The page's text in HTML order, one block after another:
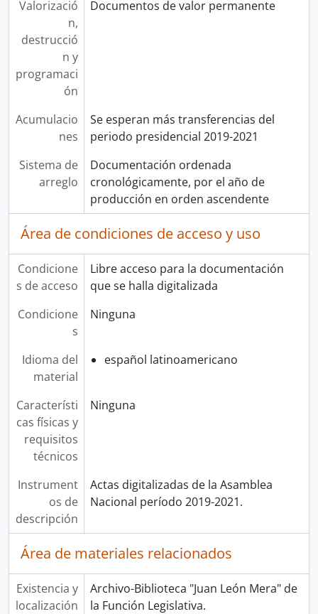
Valorizació
n,
destrucció
n y
programaci
ón
Documentos de valor permanente
Acumulacio
nes
Se esperan más transferencias del
periodo presidencial 2019-2021
Sistema de
arreglo
Documentación ordenada
cronológicamente, por el año de
producción en orden ascendente
Área de condiciones de acceso y uso
Condicione
s de acceso
Libre acceso para la documentación
que se halla digitalizada
Condicione
s
Ninguna
Idioma del
material
español latinoamericano
Característi
cas físicas y
requisitos
técnicos
Ninguna
Instrument
os de
descripción
Actas digitalizadas de la Asamblea
Nacional período 2019-2021.
Área de materiales relacionados
Existencia y
localización
Archivo-Biblioteca "Juan León Mera" de
la Función Legislativa.